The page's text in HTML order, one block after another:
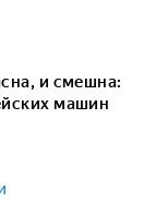
и смешна:
машин